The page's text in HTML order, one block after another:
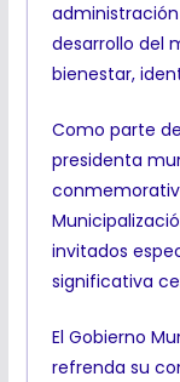
desarrollo del
bienestar,
Como parte
presidenta
invitados
significativa
El Gobierno
refrenda su